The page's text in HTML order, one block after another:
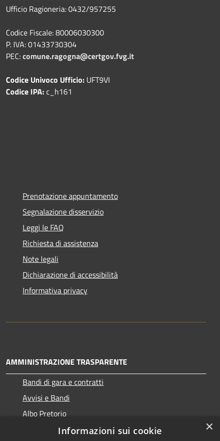
Ufficio Ragioneria: 0432/957255
Codice Fiscale: 80006030300
P. IVA: 01433730304
PEC:comune.ragogna@certgov.fvg.it
Codice Univoco Ufficio: UFT9VI
Codice IPA:c_h161
Prenotazione appuntamento
Segnalazione disservizio
Leggi le FAQ
Richiesta di assistenza
Note legali
Dichiarazione di accessibilità
Informativa privacy
AMMINISTRAZIONE TRASPARENTE
Bandi di gara e contratti
Avvisi e Bandi
Albo Pretorio
×
Informazioni sui cookie